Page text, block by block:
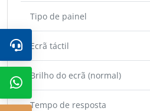
Tipo de painel
Ecrã táctil
Brilho do ecrã (normal)
Tempo de resposta